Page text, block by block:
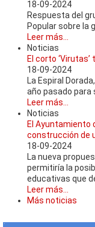
18-09-2024
Respuesta del
Popular sobre la
Leer más...
Noticias
El corto
18-09-2024
La Espiral
año pasado para
Leer más...
Noticias
El Ayuntamiento
construcción de
18-09-2024
La nueva
permitiría la
educativas que
Leer más...
Más noticias